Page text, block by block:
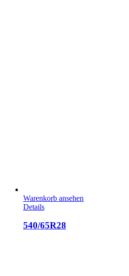
Warenkorb ansehen
Details
540/65R28